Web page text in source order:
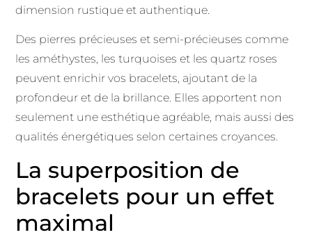
dimension rustique et authentique.
Des pierres précieuses et semi-précieuses comme
les améthystes, les turquoises et les quartz roses
peuvent enrichir vos bracelets, ajoutant de la
profondeur et de la brillance. Elles apportent non
seulement une esthétique agréable, mais aussi des
qualités énergétiques selon certaines croyances.
La superposition de
bracelets pour un effet
maximal